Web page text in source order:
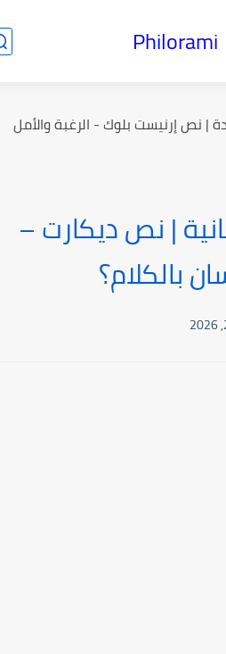
Philorami
| نص إرنيست بلوك - الرغبة والأمل
| نص ديكارت –
بالكلام؟